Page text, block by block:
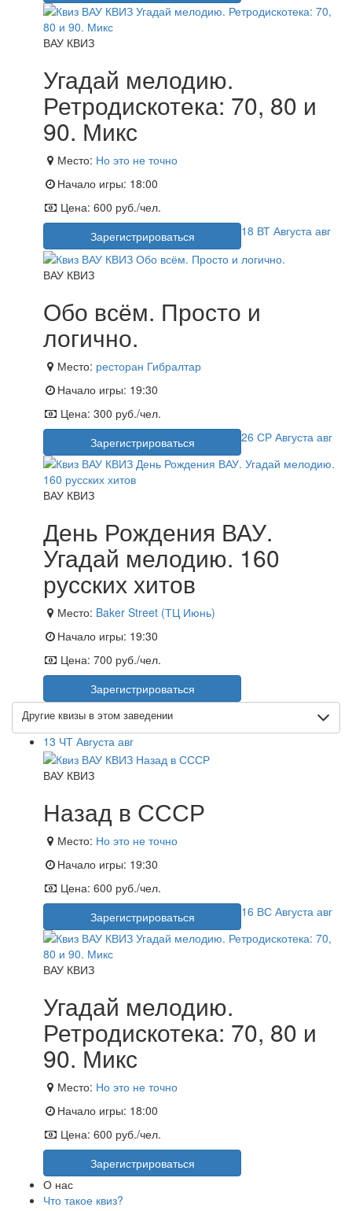
ВАУ КВИЗ
Угадай мелодию.
Ретродискотека: 70, 80 и
90. Микс
Место: Но это не точно
Начало игры: 18:00
Цена: 600 руб./чел.
Зарегистрироваться
18 ВТ Августа авг
ВАУ КВИЗ
Обо всём. Просто и
логично.
Место: ресторан Гибралтар
Начало игры: 19:30
Цена: 300 руб./чел.
Зарегистрироваться
26 СР Августа авг
ВАУ КВИЗ
День Рождения ВАУ.
Угадай мелодию. 160
русских хитов
Место: Baker Street (ТЦ Июнь)
Начало игры: 19:30
Цена: 700 руб./чел.
Зарегистрироваться
Другие квизы в этом заведении
13 ЧТ Августа авг
ВАУ КВИЗ
Назад в СССР
Место: Но это не точно
Начало игры: 19:30
Цена: 600 руб./чел.
Зарегистрироваться
16 ВС Августа авг
ВАУ КВИЗ
Угадай мелодию.
Ретродискотека: 70, 80 и
90. Микс
Место: Но это не точно
Начало игры: 18:00
Цена: 600 руб./чел.
Зарегистрироваться
О нас
Что такое квиз?